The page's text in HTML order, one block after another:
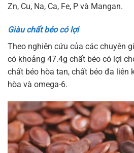
Zn, Cu, Na, Ca, Fe, P và Mangan.
Giàu chất béo có lợi
Theo nghiên cứu của các chuyên
có khoảng 47.4g chất béo có lợi
chất béo hòa tan, chất béo đa liên
hòa và omega-6.